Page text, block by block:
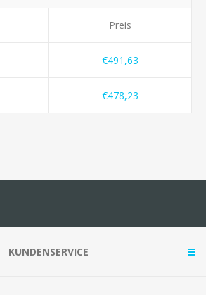
Preis
€491,63
€478,23
KUNDENSERVICE